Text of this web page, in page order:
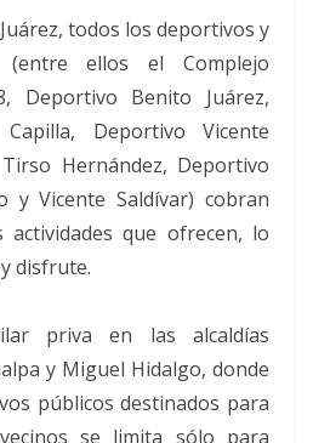
todos los deportivos y
(entre ellos el Complejo
Deportivo Benito Juárez,
Deportivo Vicente
Hernández, Deportivo
y Vicente Saldívar) cobran
que ofrecen, lo
disfrute.
priva en las alcaldías
y Miguel Hidalgo, donde
públicos destinados para
se limita sólo para